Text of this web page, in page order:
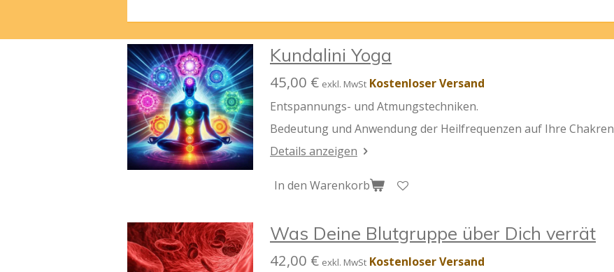
Kundalini Yoga
45,00 € exkl. MwSt Kostenloser Versand
Entspannungs- und Atmungstechniken.
Bedeutung und Anwendung der Heilfrequenzen auf Ihre Chakren
Details anzeigen
In den Warenkorb
Was Deine Blutgruppe über Dich verrät
42,00 € exkl. MwSt Kostenloser Versand